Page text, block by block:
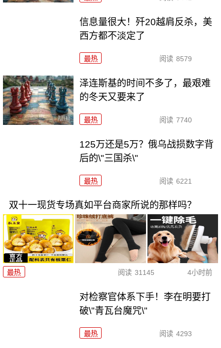
信息量很大！歼20越肩反杀，美
西方都不淡定了
最热 阅读 8579
泽连斯基的时间不多了，最艰难
的冬天又要来了
最热 阅读 7740
125万还是5万？俄乌战损数字背
后的\"三国杀\"
最热 阅读 6221
双十一现货专场真如平台商家所说的那样吗？
最热 阅读 31145 4小时前
对检察官体系下手！李在明要打
破\"青瓦台魔咒\"
最热 阅读 4293